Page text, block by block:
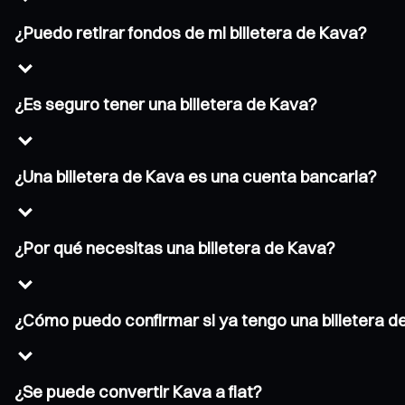
¿Puedo retirar fondos de mi billetera de Kava?
¿Es seguro tener una billetera de Kava?
¿Una billetera de Kava es una cuenta bancaria?
¿Por qué necesitas una billetera de Kava?
¿Cómo puedo confirmar si ya tengo una billetera
¿Se puede convertir Kava a fiat?